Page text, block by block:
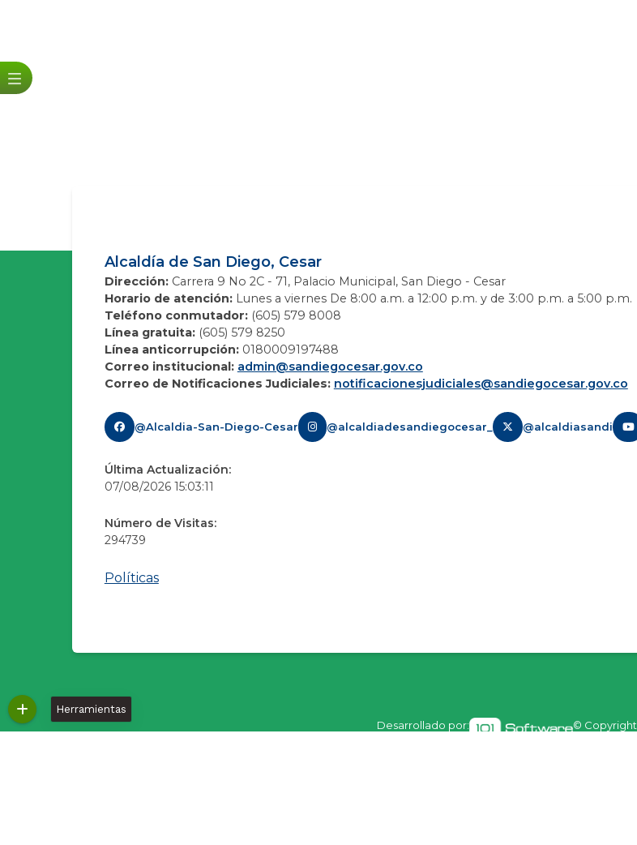
Alcaldía de San Diego, Cesar
Dirección:Carrera 9 No 2C - 71, Palacio Municipal, San Diego - Cesar
Horario de atención:Lunes a viernes De 8:00 a.m. a 12:00 p.m. y de 3:00 p.m. a 5:00 p.m.
Teléfono conmutador:(605) 579 8008
Línea gratuita:(605) 579 8250
Línea anticorrupción:0180009197488
Correo institucional: admin@sandiegocesar.gov.co
Correo de Notificaciones Judiciales: notificacionesjudiciales@sandiegocesar.gov.co
@Alcaldia-San-Diego-Cesar @alcaldiadesandiegocesar_ @alcaldiasandi
Última Actualización:
07/08/2026 15:03:11
Número de Visitas:
294739
Políticas
Desarrollado por: © Copyright
Herramientas